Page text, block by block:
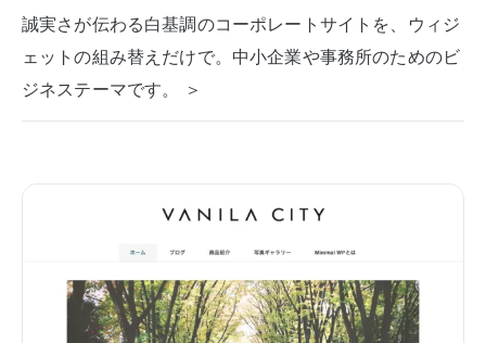
誠実さが伝わる白基調のコーポレートサイトを、ウィジ
ェットの組み替えだけで。中小企業や事務所のためのビ
ジネステーマです。 ＞